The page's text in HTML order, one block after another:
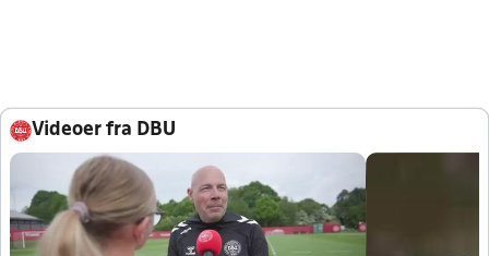
Videoer fra DBU